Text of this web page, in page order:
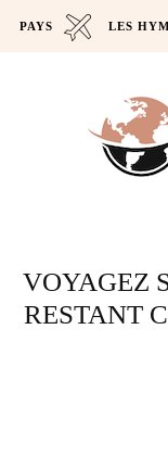
PAYS LES
VOYAGEZ
RESTANT